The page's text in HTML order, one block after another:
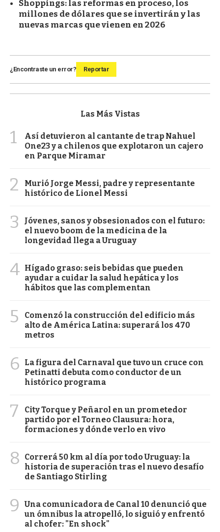
Shoppings: las reformas en proceso, los
millones de dólares que se invertirán y las
nuevas marcas que vienen en 2026
¿Encontraste un error? Reportar
Las Más Vistas
1
Así detuvieron al cantante de trap Nahuel
One23 y a chilenos que explotaron un cajero
en Parque Miramar
2
Murió Jorge Messi, padre y representante
histórico de Lionel Messi
3
Jóvenes, sanos y obsesionados con el futuro:
el nuevo boom de la medicina de la
longevidad llega a Uruguay
4 Hígado graso: seis bebidas que pueden
ayudar a cuidar la salud hepática y los
hábitos que las complementan
5
Comenzó la construcción del edificio más
alto de América Latina: superará los 470
metros
6
La figura del Carnaval que tuvo un cruce con
Petinatti debuta como conductor de un
histórico programa
7
City Torque y Peñarol en un prometedor
partido por el Torneo Clausura: hora,
formaciones y dónde verlo en vivo
8
Correrá 50 km al día por todo Uruguay: la
historia de superación tras el nuevo desafío
de Santiago Stirling
9
Una comunicadora de Canal 10 denunció que
un ómnibus la atropelló, lo siguió y enfrentó
al chofer: "En shock"